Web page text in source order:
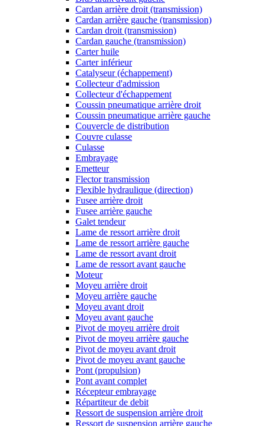
Cardan arrière droit (transmission)
Cardan arrière gauche (transmission)
Cardan droit (transmission)
Cardan gauche (transmission)
Carter huile
Carter inférieur
Catalyseur (échappement)
Collecteur d'admission
Collecteur d'échappement
Coussin pneumatique arrière droit
Coussin pneumatique arrière gauche
Couvercle de distribution
Couvre culasse
Culasse
Embrayage
Emetteur
Flector transmission
Flexible hydraulique (direction)
Fusee arrière droit
Fusee arrière gauche
Galet tendeur
Lame de ressort arrière droit
Lame de ressort arrière gauche
Lame de ressort avant droit
Lame de ressort avant gauche
Moteur
Moyeu arrière droit
Moyeu arrière gauche
Moyeu avant droit
Moyeu avant gauche
Pivot de moyeu arrière droit
Pivot de moyeu arrière gauche
Pivot de moyeu avant droit
Pivot de moyeu avant gauche
Pont (propulsion)
Pont avant complet
Récepteur embrayage
Répartiteur de debit
Ressort de suspension arrière droit
Ressort de suspension arrière gauche